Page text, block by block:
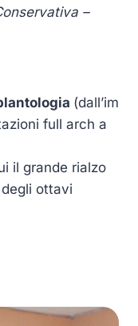
–
(dall’im
full arch a
il grande rialzo
ottavi